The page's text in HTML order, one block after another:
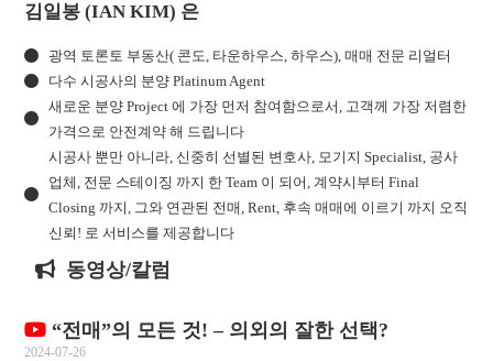
김일봉 (IAN KIM) 은
광역 토론토 부동산( 콘도, 타운하우스, 하우스), 매매 전문 리얼터
다수 시공사의 분양 Platinum Agent
새로운 분양 Project 에 가장 먼저 참여함으로서, 고객께 가장 저렴한
가격으로 안전계약 해 드립니다
시공사 뿐만 아니라, 신중히 선별된 변호사, 모기지 Specialist, 공사
업체, 전문 스테이징 까지 한 Team 이 되어, 계약시부터 Final
Closing 까지, 그와 연관된 전매, Rent, 후속 매매에 이르기 까지 오직
신뢰! 로 서비스를 제공합니다
동영상/칼럼
“전매”의 모든 것! – 의외의 잘한 선택?
2024-07-26